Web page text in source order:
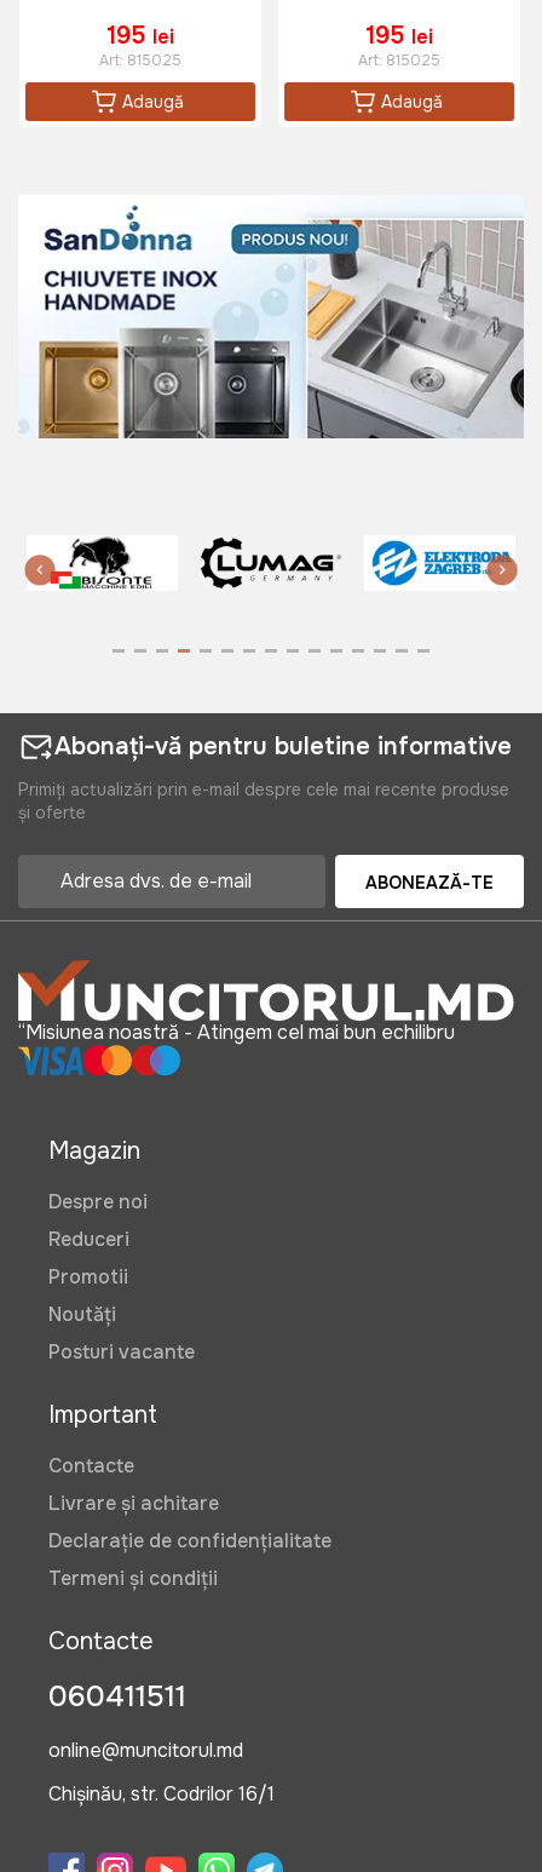
299 lei
195 lei
Art: 815025
Adaugă
195 lei
Art: 815025
Adaugă
Abonați-vă pentru buletine informative
Primiți actualizări prin e-mail despre cele mai recente produse
și oferte
ABONEAZĂ-TE
“Misiunea noastră - Atingem cel mai bun echilibru
Magazin
Despre noi
Reduceri
Promotii
Noutăți
Posturi vacante
Important
Contacte
Livrare și achitare
Declarație de confidențialitate
Termeni și condiții
Contacte
060411511
online@muncitorul.md
Chișinău, str. Codrilor 16/1